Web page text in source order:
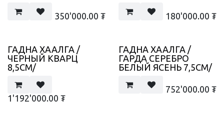
350'000.00 ₮ 180'000.00 ₮
ГАДНА ХААЛГА /
ЧЕРНЫЙ КВАРЦ
8,5СМ/
1'192'000.00 ₮
ГАДНА ХААЛГА /
ГАРДА СЕРЕБРО
БЕЛЫЙ ЯСЕНЬ 7,5СМ/
752'000.00 ₮